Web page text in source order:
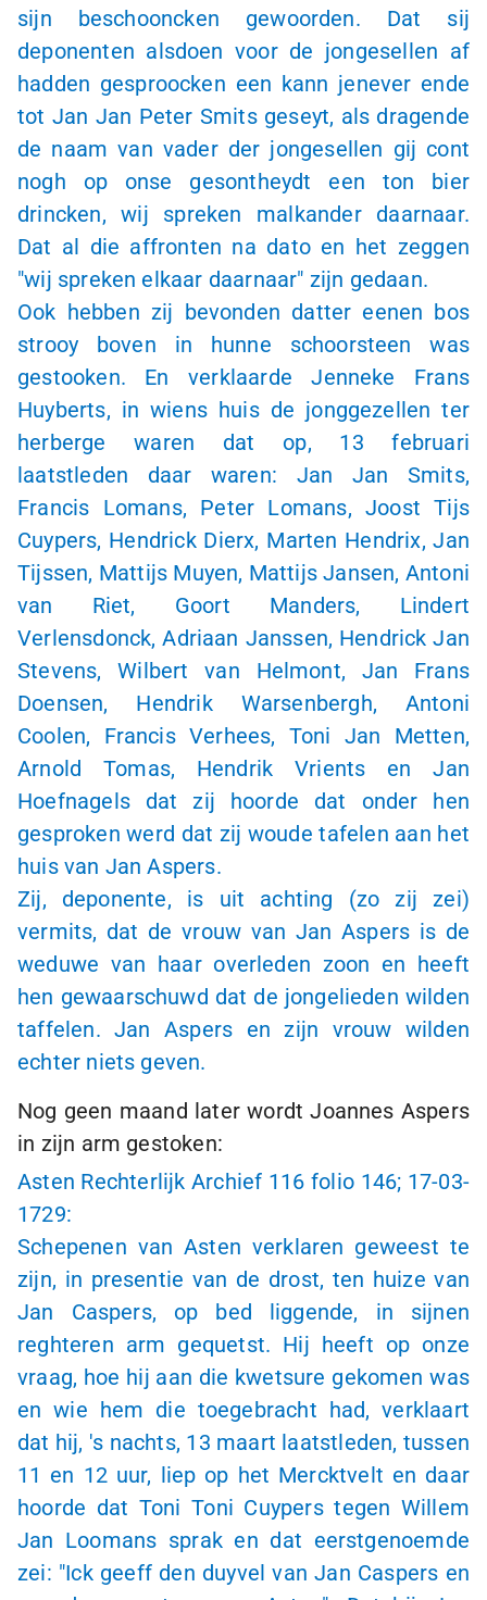
sijn beschooncken gewoorden. Dat sij
deponenten alsdoen voor de jongesellen af
hadden gesproocken een kann jenever ende
tot Jan Jan Peter Smits geseyt, als dragende
de naam van vader der jongesellen gij cont
nogh op onse gesontheydt een ton bier
drincken, wij spreken malkander daarnaar.
Dat al die affronten na dato en het zeggen
"wij spreken elkaar daarnaar" zijn gedaan.
Ook hebben zij bevonden datter eenen bos
strooy boven in hunne schoorsteen was
gestooken. En verklaarde Jenneke Frans
Huyberts, in wiens huis de jonggezellen ter
herberge waren dat op, 13 februari
laatstleden daar waren: Jan Jan Smits,
Francis Lomans, Peter Lomans, Joost Tijs
Cuypers, Hendrick Dierx, Marten Hendrix, Jan
Tijssen, Mattijs Muyen, Mattijs Jansen, Antoni
van Riet, Goort Manders, Lindert
Verlensdonck, Adriaan Janssen, Hendrick Jan
Stevens, Wilbert van Helmont, Jan Frans
Doensen, Hendrik Warsenbergh, Antoni
Coolen, Francis Verhees, Toni Jan Metten,
Arnold Tomas, Hendrik Vrients en Jan
Hoefnagels dat zij hoorde dat onder hen
gesproken werd dat zij woude tafelen aan het
huis van Jan Aspers.
Zij, deponente, is uit achting (zo zij zei)
vermits, dat de vrouw van Jan Aspers is de
weduwe van haar overleden zoon en heeft
hen gewaarschuwd dat de jongelieden wilden
taffelen. Jan Aspers en zijn vrouw wilden
echter niets geven.
Nog geen maand later wordt Joannes Aspers
in zijn arm gestoken:
Asten Rechterlijk Archief 116 folio 146; 17-03-
1729:
Schepenen van Asten verklaren geweest te
zijn, in presentie van de drost, ten huize van
Jan Caspers, op bed liggende, in sijnen
reghteren arm gequetst. Hij heeft op onze
vraag, hoe hij aan die kwetsure gekomen was
en wie hem die toegebracht had, verklaart
dat hij, 's nachts, 13 maart laatstleden, tussen
11 en 12 uur, liep op het Mercktvelt en daar
hoorde dat Toni Toni Cuypers tegen Willem
Jan Loomans sprak en dat eerstgenoemde
zei: "Ick geeff den duyvel van Jan Caspers en